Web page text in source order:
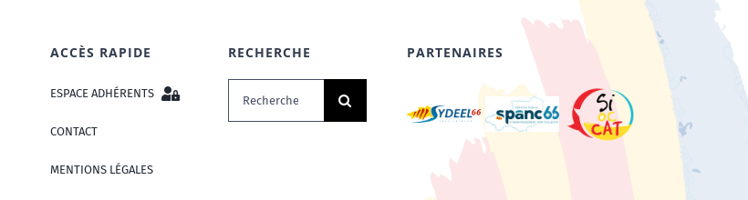
ACCÈS RAPIDE
ESPACE ADHÉRENTS
CONTACT
MENTIONS LÉGALES
RECHERCHE
Rechercher:
PARTENAIRES